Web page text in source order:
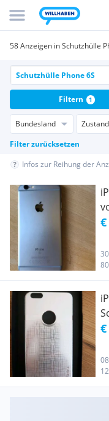
58 Anzeigen in Schutzhülle
Bundesland Zustand
Filter zurücksetzen
Filtern 1
Infos zur Reihung der